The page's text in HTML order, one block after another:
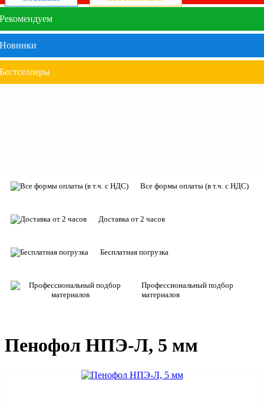
Рекомендуем
Новинки
Бестселлеры
Все формы оплаты (в т.ч. с НДС)
Доставка от 2 часов
Бесплатная погрузка
Профессиональный подбор
материалов
Пенофол НПЭ-Л, 5 мм